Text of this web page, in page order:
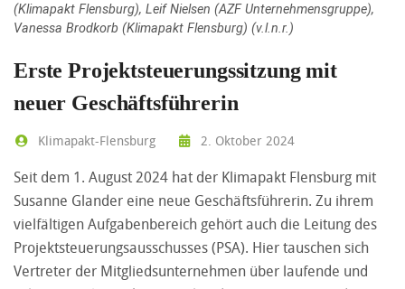
(Klimapakt Flensburg), Leif Nielsen (AZF Unternehmensgruppe),
Vanessa Brodkorb (Klimapakt Flensburg) (v.l.n.r.)
Erste Projektsteuerungssitzung mit
neuer Geschäftsführerin
Klimapakt-Flensburg 2. Oktober 2024
Seit dem 1. August 2024 hat der Klimapakt Flensburg mit
Susanne Glander eine neue Geschäftsführerin. Zu ihrem
vielfältigen Aufgabenbereich gehört auch die Leitung des
Projektsteuerungsausschusses (PSA). Hier tauschen sich
Vertreter der Mitgliedsunternehmen über laufende und